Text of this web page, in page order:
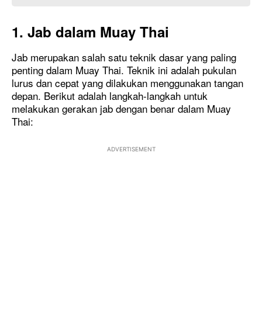
1. Jab dalam Muay Thai
Jab merupakan salah satu teknik dasar yang paling
penting dalam Muay Thai. Teknik ini adalah pukulan
lurus dan cepat yang dilakukan menggunakan tangan
depan. Berikut adalah langkah-langkah untuk
melakukan gerakan jab dengan benar dalam Muay
Thai:
ADVERTISEMENT